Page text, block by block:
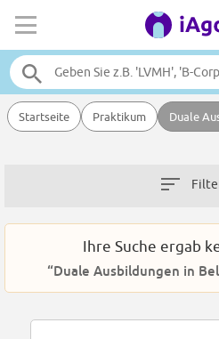
Startseite Praktikum Duale
Ihre Suche ergab
“Duale Ausbildungen in